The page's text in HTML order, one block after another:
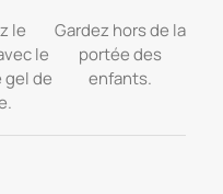
le
le
gel de
Gardez hors de la
portée des
enfants.